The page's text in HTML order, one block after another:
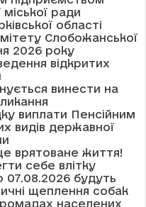
міської ради
області
Слобожанської
2026 року
відкритих
винести на
виплати Пенсійним
видів державної
врятоване життя!
себе влітку
07.08.2026 будуть
щеплення собак
населених